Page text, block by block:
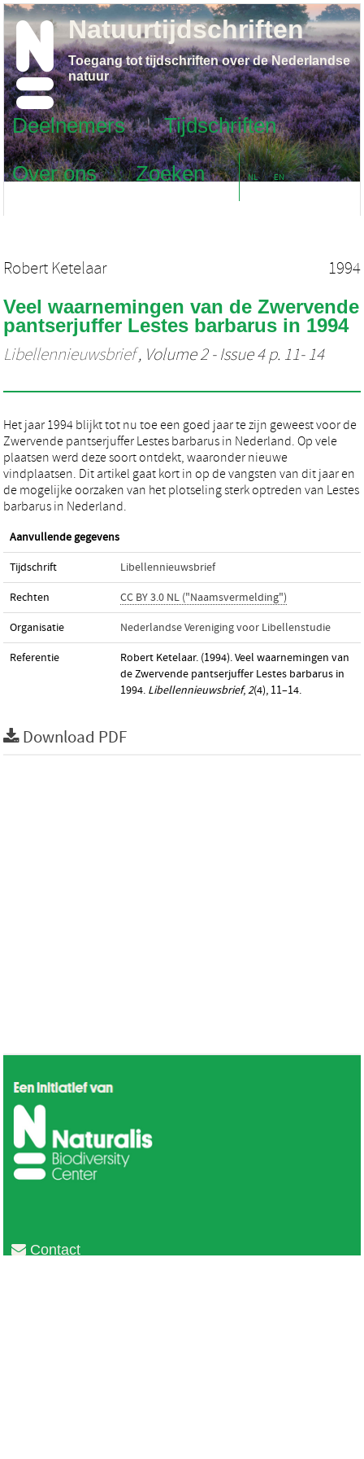
Deelnemers
Tijdschriften
Over ons
Zoeken NL EN
Natuurtijdschriften
Toegang tot tijdschriften over de Nederlandse
natuur
Robert Ketelaar 1994
Veel waarnemingen van de Zwervende
pantserjuffer Lestes barbarus in 1994
Libellennieuwsbrief, Volume 2 - Issue 4 p. 11- 14
Het jaar 1994 blijkt tot nu toe een goed jaar te zijn geweest voor de
Zwervende pantserjuffer Lestes barbarus in Nederland. Op vele
plaatsen werd deze soort ontdekt, waaronder nieuwe
vindplaatsen. Dit artikel gaat kort in op de vangsten van dit jaar en
de mogelijke oorzaken van het plotseling sterk optreden van Lestes
barbarus in Nederland.
Aanvullende gegevens
Tijdschrift Libellennieuwsbrief
Rechten CC BY 3.0 NL ("Naamsvermelding")
Organisatie Nederlandse Vereniging voor Libellenstudie
Referentie
Robert Ketelaar. (1994). Veel waarnemingen van
de Zwervende pantserjuffer Lestes barbarus in
1994. Libellennieuwsbrief,2(4), 11–14.
Download PDF
Contact